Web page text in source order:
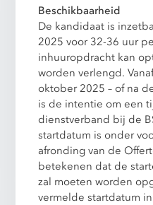
Beschikbaarheid
De kandidaat is
2025 voor 32-36 uur
inhuuropdracht kan
worden verlengd.
oktober 2025 – of na
is de intentie om een
dienstverband bij de
startdatum is onder
afronding van de
betekenen dat de
zal moeten worden
vermelde startdatum